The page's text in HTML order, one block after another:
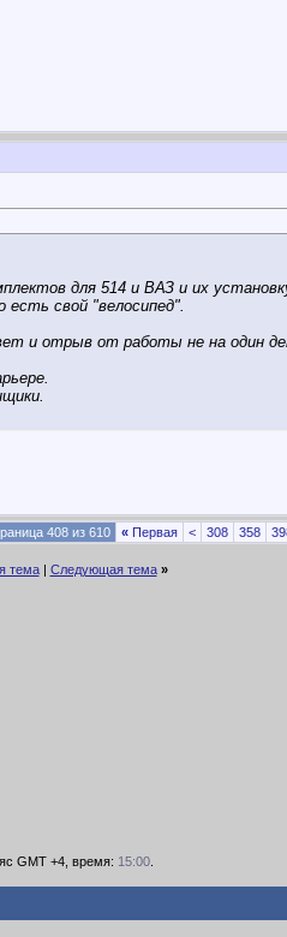
для 514 и ВАЗ и их
свой "велосипед".
и отрыв от работы не на один
408 из 610 « Первая < 308 358
тема| Следующая тема »
GMT +4, время: 15:00.